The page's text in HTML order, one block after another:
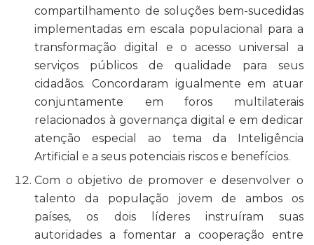
compartilhamento de soluções bem-sucedidas
implementadas em escala populacional para a
transformação digital e o acesso universal a
serviços públicos de qualidade para seus
cidadãos. Concordaram igualmente em atuar
conjuntamente em foros multilaterais
relacionados à governança digital e em dedicar
atenção especial ao tema da Inteligência
Artificial e a seus potenciais riscos e benefícios.
Com o objetivo de promover e desenvolver o
talento da população jovem de ambos os
países, os dois líderes instruíram suas
autoridades a fomentar a cooperação entre